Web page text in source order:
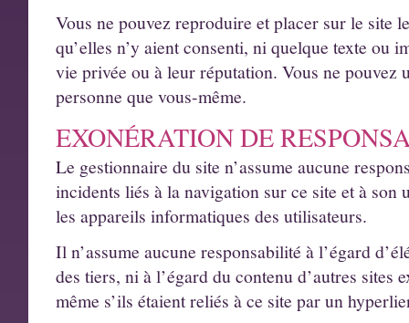
Vous ne pouvez reproduire et placer sur le site
qu’elles n’y aient consenti, ni quelque texte ou
vie privée ou à leur réputation. Vous ne pouvez
personne que vous-même.
EXONÉRATION DE
Le gestionnaire du site n’assume aucune
incidents liés à la navigation sur ce site et à son
les appareils informatiques des utilisateurs.
Il n’assume aucune responsabilité à l’égard
des tiers, ni à l’égard du contenu d’autres sites
même s’ils étaient reliés à ce site par un